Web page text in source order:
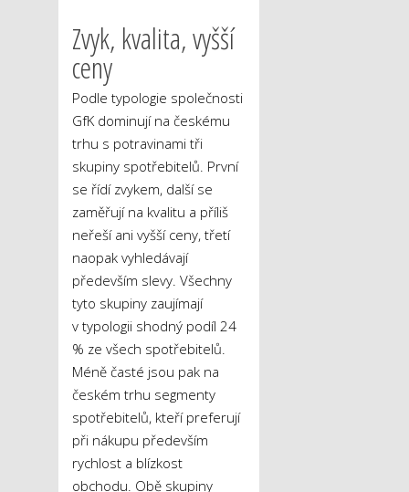
Zvyk, kvalita, vyšší
ceny
Podle typologie společnosti
GfK dominují na českému
trhu s potravinami tři
skupiny spotřebitelů. První
se řídí zvykem, další se
zaměřují na kvalitu a příliš
neřeší ani vyšší ceny, třetí
naopak vyhledávají
především slevy. Všechny
tyto skupiny zaujímají
v typologii shodný podíl 24
% ze všech spotřebitelů.
Méně časté jsou pak na
českém trhu segmenty
spotřebitelů, kteří preferují
při nákupu především
rychlost a blízkost
obchodu. Obě skupiny